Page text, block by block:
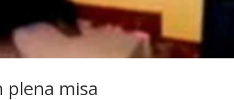
plena misa